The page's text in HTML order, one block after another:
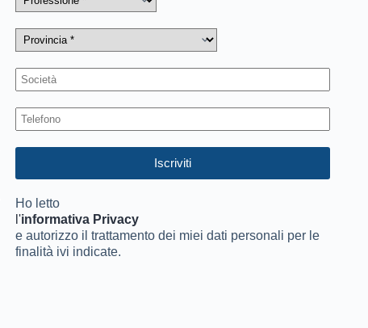
Ho letto
l'informativa Privacy
e autorizzo il trattamento dei miei dati personali per le
finalità ivi indicate.